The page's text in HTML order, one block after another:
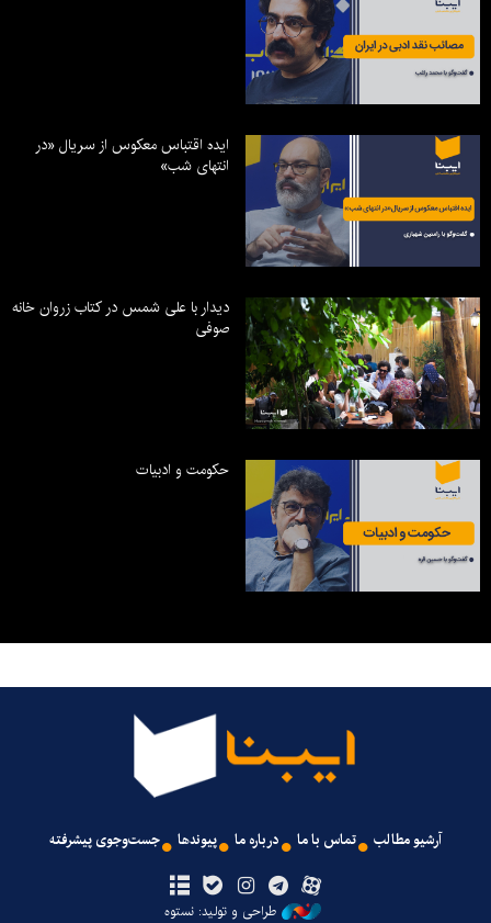
ایده اقتباس معکوس از سریال «در
انتهای شب»
دیدار با علی شمس در کتاب زروان خانه
صوفی
حکومت و ادبیات
آرشیو مطالب تماس با ما درباره ما پیوندها جست‌وجوی پیشرفته
طراحی و تولید: نستوه